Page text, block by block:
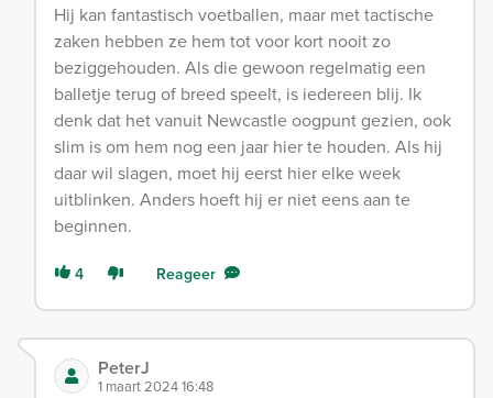
Hij kan fantastisch voetballen, maar met tactische
zaken hebben ze hem tot voor kort nooit zo
beziggehouden. Als die gewoon regelmatig een
balletje terug of breed speelt, is iedereen blij. Ik
denk dat het vanuit Newcastle oogpunt gezien, ook
slim is om hem nog een jaar hier te houden. Als hij
daar wil slagen, moet hij eerst hier elke week
uitblinken. Anders hoeft hij er niet eens aan te
beginnen.
4 Reageer
PeterJ
1 maart 2024 16:48